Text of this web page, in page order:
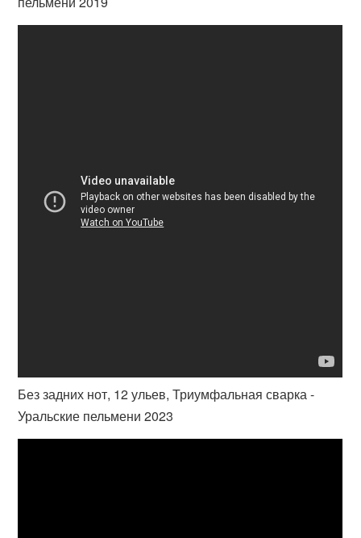
Без задних нот, 12 ульев, Триумфальная сварка -
Уральские пельмени 2023